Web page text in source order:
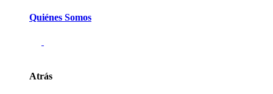
Quiénes Somos
Atrás